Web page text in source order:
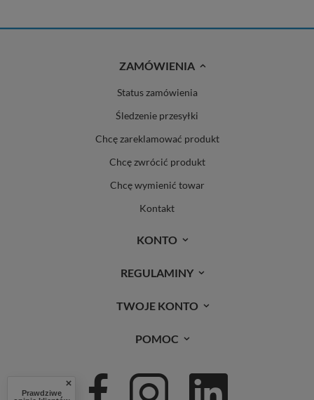
ZAMÓWIENIA
Status zamówienia
Śledzenie przesyłki
Chcę zareklamować produkt
Chcę zwrócić produkt
Chcę wymienić towar
Kontakt
KONTO
REGULAMINY
TWOJE KONTO
POMOC
Prawdziwe